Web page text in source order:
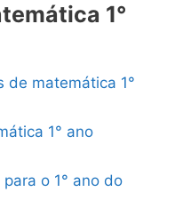
1°
de matemática 1°
1° ano
o 1° ano do